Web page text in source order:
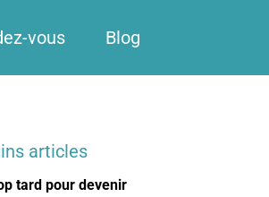
vous Blog
articles
tard pour devenir